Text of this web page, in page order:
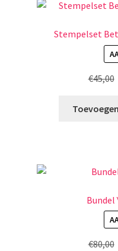
Stempelset
€45,00
Bundel
€80,00